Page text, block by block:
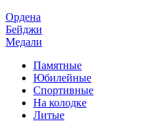
Ордена
Бейджи
Медали
Памятные
Юбилейные
Спортивные
На колодке
Литые